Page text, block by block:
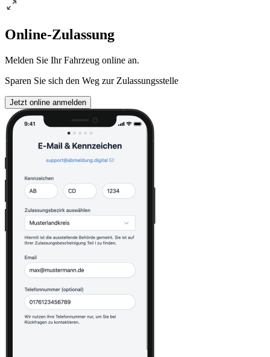
Online-Zulassung
Melden Sie Ihr Fahrzeug online an.
Sparen Sie sich den Weg zur Zulassungsstelle
Jetzt online anmelden